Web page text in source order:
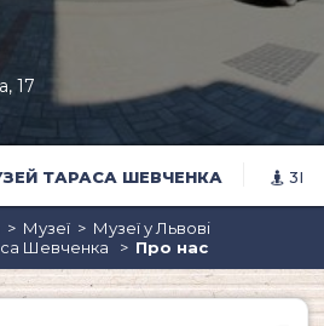
17
ТАРАСА ШЕВЧЕНКА 3D-
Музеї
Музеї у Львові
Шевченка
Про нас